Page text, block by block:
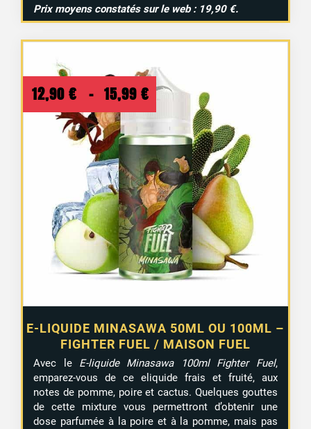
Prix moyens constatés sur le web : 19,90 €.
E-LIQUIDE MINASAWA 50ML OU 100ML –
FIGHTER FUEL / MAISON FUEL
12,90 € – 15,99 € Plage
de
prix :
12,90 €
à
15,99 €
Avec le E-liquide Minasawa 100ml Fighter Fuel,
emparez-vous de ce eliquide frais et fruité, aux
notes de pomme, poire et cactus. Quelques gouttes
de cette mixture vous permettront d’obtenir une
dose parfumée à la poire et à la pomme, mais pas